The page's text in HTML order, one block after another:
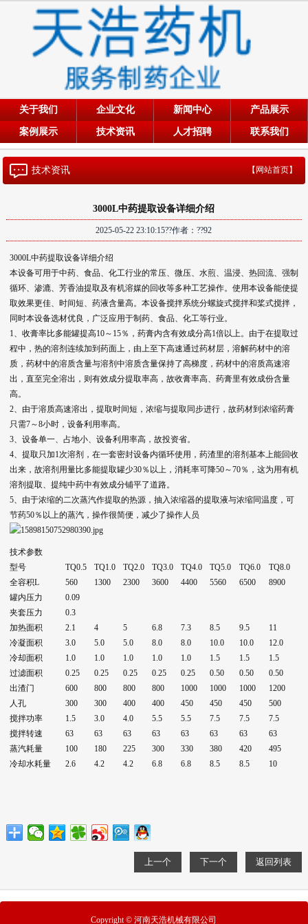
关于我们 企业文化 新闻中心 产品展示
案例展示 技术资讯 人才招聘 联系我们
技术资讯 【网站首页】
3000L中药提取设备详细介绍
2025-05-22 23:10:15??作者：??92
3000L中药提取设备详细介绍
本设备可用于中药、食品、化工行业的常压、微压、水煎、温浸、热回流、强制
循环、渗漉、芳香油提取及有机溶媒的回收等多种工艺操作。使用本设备能使提
取效果更佳、时间短、药液含量高。本设备搅拌系统分螺旋式搅拌和桨式搅拌，
同时本设备选材优良，广泛应用于制药、食品、化工等行业。
1、收膏率比多能罐提高10～15％，药膏内含有效成分高1倍以上。由于在提取过
程中，热的溶剂连续加到药面上，由上至下高速通过药材层，溶解药材中的溶
质，药材中的溶质含量与溶剂中溶质含量保持了高梯度，药材中的溶质高速溶
出，直至完全溶出，则有效成分提取率高，故收膏率高、药膏里有效成份含量
高。
2、由于溶质高速溶出，提取时间短，浓缩与提取同步进行，故药材到浓缩药膏
只需7～8小时，设备利用率高。
3、设备单一、占地小、设备利用率高，故投资省。
4、提取只加1次溶剂，在一套密封设备内循环使用，药渣里的溶剂基本上能回收
出来，故溶剂用量比多能提取罐少30％以上，消耗率可降50～70％，这为用有机
溶剂提取、提纯中药中有效成分铺平了道路。
5、由于浓缩的二次蒸汽作提取的热源，抽入浓缩器的提取液与浓缩同温度，可
节药50％以上的蒸汽，操作很简便，减少了操作人员
技术参数
型号
TQ0.5 TQ1.0 TQ2.0 TQ3.0 TQ4.0 TQ5.0 TQ6.0
TQ8.0
全容积L
560 1300 2300 3600 4400 5560 6500
8900
罐内压力
0.09
夹套压力
0.3
加热面积
2.1 4 5 6.8 7.3 8.5 9.5
11
冷凝面积
3.0 5.0 5.0 8.0 8.0 10.0 10.0
12.0
冷却面积
1.0 1.0 1.0 1.0 1.0 1.5 1.5
1.5
过滤面积
0.25 0.25 0.25 0.25 0.25 0.50 0.50
0.50
出渣门
600 800 800 800 1000 1000 1000
1200
人孔
300 300 400 400 450 450 450
500
搅拌功率
1.5 3.0 4.0 5.5 5.5 7.5 7.5
7.5
搅拌转速
63 63 63 63 63 63 63
63
蒸汽耗量
100 180 225 300 330 380 420
495
冷却水耗量
2.6 4.2 4.2 6.8 6.8 8.5 8.5 10
上一个 下一个 返回列表
Copyright © 河南天浩机械有限公司